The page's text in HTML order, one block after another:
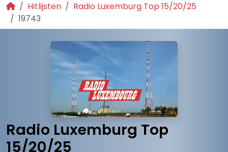
Hitlijsten
Radio Luxemburg Top 15/20/25
19743
Radio Luxemburg Top
15/20/25